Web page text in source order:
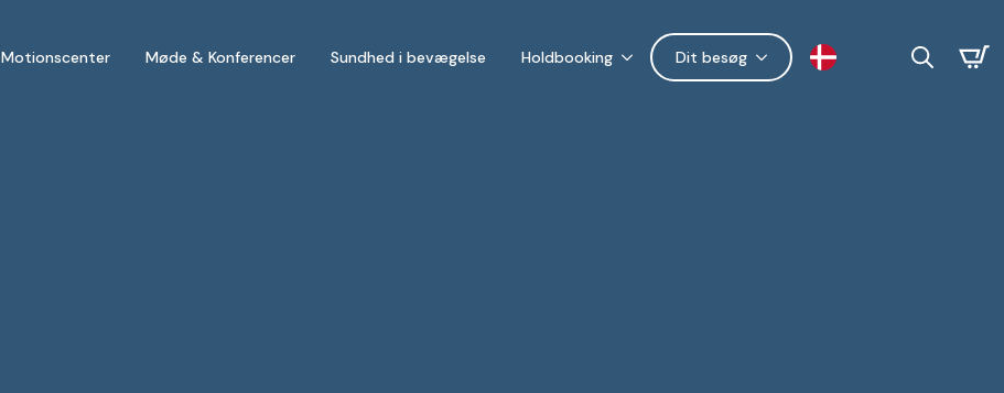
Motionscenter Møde & Konferencer Sundhed i bevægelse Holdbooking Dit besøg